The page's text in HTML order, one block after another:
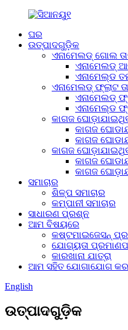
ଘର
ଉତ୍ପାଦଗୁଡ଼ିକ
ଏନାମେଲଡ୍ ଗୋଲ
ଏନାମେଲଡ୍
ଏନାମେଲ୍ଡ
ଏନାମେଲଡ୍ ଫ୍ଲାଟ
ଏନାମେଲଡ୍
ଏନାମେଲ୍ଡ
କାଗଜ
କାଗଜ
କାଗଜ
କାଗଜ
କାଗଜ
କାଗଜ
ସମାଚାର
ଶିଳ୍ପ ସମାଚାର
କମ୍ପାନୀ ସମାଚାର
ସାଧାରଣ ପ୍ରଶ୍ନ
ଆମ ବିଷୟରେ
କଷ୍ଟମାଇଜେସନ୍
ଯୋଗ୍ୟତା
କାରଖାନା ଯାତ୍ରା
ଆମ ସହିତ ଯୋଗାଯୋଗ
English
ଉତ୍ପାଦଗୁଡ଼ିକ